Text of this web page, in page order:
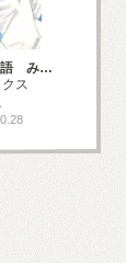
語 み…
ス